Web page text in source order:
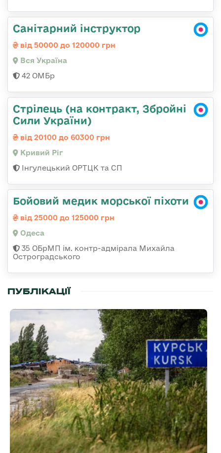
Санітарний інструктор
від 50000 до 120000 грн
Вся Україна
42 ОМБр
Стрілець (на контракт, Збройні
Сили України)
від 20100 до 60300 грн
Кривий Ріг
Інгулецький ОРТЦК та СП
Бойовий медик морської піхоти
від 25000 до 125000 грн
Одеса
35 ОБрМП ім. контр-адмірала Михайла
Остроградського
ПУБЛІКАЦІЇ